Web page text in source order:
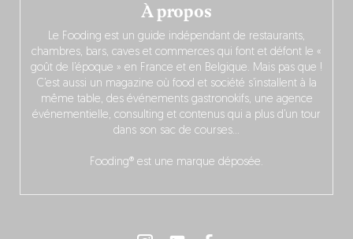
À propos
Le Fooding est un guide indépendant de restaurants,
chambres, bars, caves et commerces qui font et défont le «
goût de l’époque » en France et en Belgique. Mais pas que !
C’est aussi un magazine où food et société s’installent à la
même table, des événements gastronokifs, une agence
événementielle, consulting et contenus qui a plus d’un tour
dans son sac de courses…
Fooding® est une marque déposée.